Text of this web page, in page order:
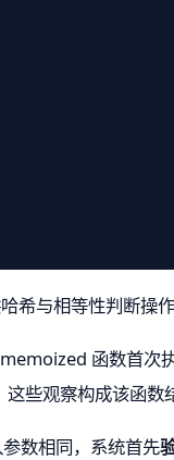
希与相等性判断操作
函数首次
些观察构成该函数
数相同，系统首先